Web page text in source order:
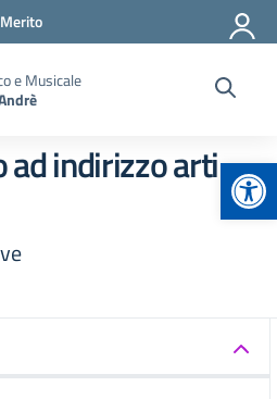
e Musicale
ad indirizzo arti